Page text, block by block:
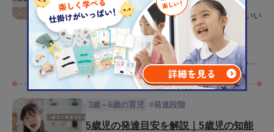
頃には、接し方に前向きな変化を感じていた
だけるはずです。
5歳になると「そろそろ勉強を始めた方がいい
のかな？」と考える親御さんは多いでしょ
う。一方で、「まだ勉強は早いのでは？」
「何を教えるべき？」と迷う声も少なくあり
ません。5歳児は脳の発達が著しく学習への吸
収力も非常に高いため、様々なことに興味を
もつ時期です。そんな今だからこそ、どんな
風に勉強にふれるかがとても大切です。この
3歳～6歳の育児 #発達段階
5歳児の発達目安を解説｜5歳児の知能